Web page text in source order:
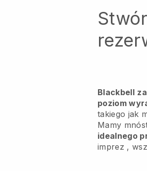
Blackbell
poziom
takiego jak
Mamy
idealnego
imprez ,